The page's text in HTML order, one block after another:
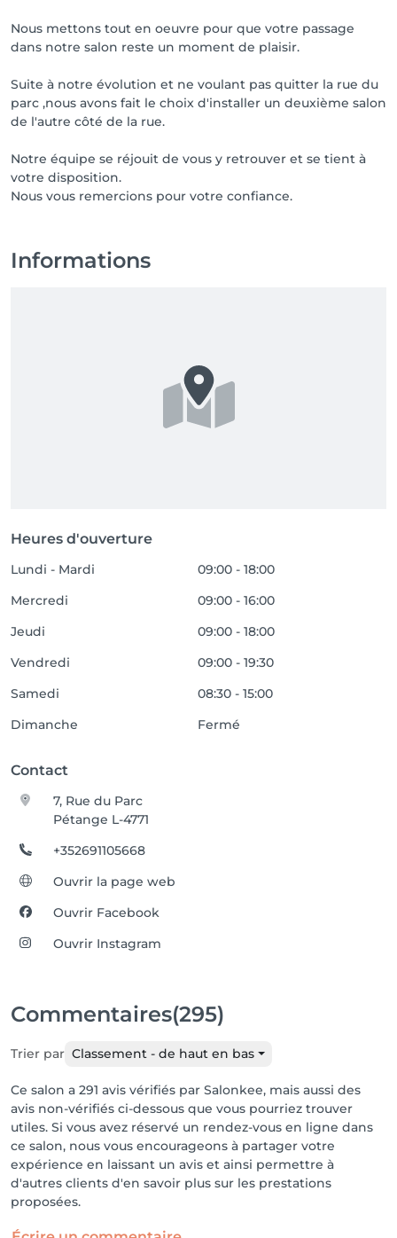
Nous mettons tout en oeuvre pour que votre passage
dans notre salon reste un moment de plaisir.
Suite à notre évolution et ne voulant pas quitter la rue du
parc ,nous avons fait le choix d'installer un deuxième salon
de l'autre côté de la rue.
Notre équipe se réjouit de vous y retrouver et se tient à
votre disposition.
Nous vous remercions pour votre confiance.
Informations
Heures d'ouverture
Lundi - Mardi
09:00 - 18:00
Mercredi
09:00 - 16:00
Jeudi
09:00 - 18:00
Vendredi
09:00 - 19:30
Samedi
08:30 - 15:00
Dimanche
Fermé
Contact
7, Rue du Parc
Pétange L-4771
+352691105668
Ouvrir la page web
Ouvrir Facebook
Ouvrir Instagram
Commentaires(295)
Trier par Classement - de haut en bas
Ce salon a 291 avis vérifiés par Salonkee, mais aussi des
avis non-vérifiés ci-dessous que vous pourriez trouver
utiles. Si vous avez réservé un rendez-vous en ligne dans
ce salon, nous vous encourageons à partager votre
expérience en laissant un avis et ainsi permettre à
d'autres clients d'en savoir plus sur les prestations
proposées.